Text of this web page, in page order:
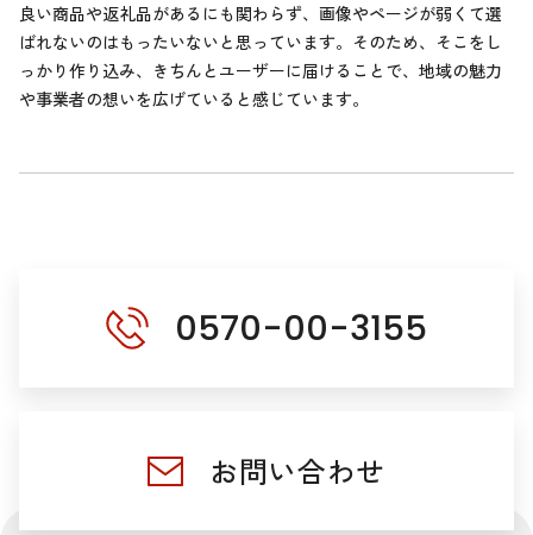
良い商品や返礼品があるにも関わらず、画像やページが弱くて選
ばれないのはもったいないと思っています。そのため、そこをし
っかり作り込み、きちんとユーザーに届けることで、地域の魅力
や事業者の想いを広げていると感じています。
0570-00-3155
お問い合わせ